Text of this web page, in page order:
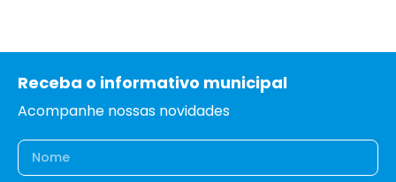
Receba o informativo municipal
Acompanhe nossas novidades